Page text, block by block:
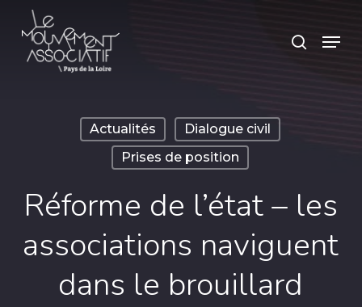
search
Menu
Actualités
Dialogue civil
Prises de position
Réforme de l’état – les
associations naviguent
dans le brouillard
Panneau de gestion des cookies